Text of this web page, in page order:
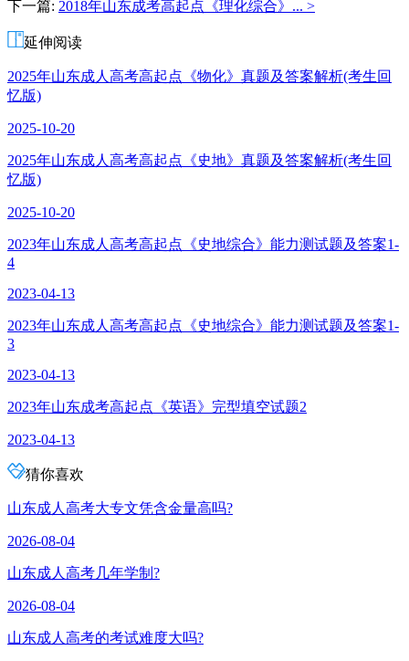
师
下一篇: 2018年山东成考高起点《理化综合》... >
延伸阅读
2025年山东成人高考高起点《物化》真题及答案解析(考生回
忆版)
2025-10-20
2025年山东成人高考高起点《史地》真题及答案解析(考生回
忆版)
2025-10-20
2023年山东成人高考高起点《史地综合》能力测试题及答案1-
4
2023-04-13
2023年山东成人高考高起点《史地综合》能力测试题及答案1-
3
2023-04-13
2023年山东成考高起点《英语》完型填空试题2
2023-04-13
猜你喜欢
山东成人高考大专文凭含金量高吗?
2026-08-04
山东成人高考几年学制?
2026-08-04
山东成人高考的考试难度大吗?